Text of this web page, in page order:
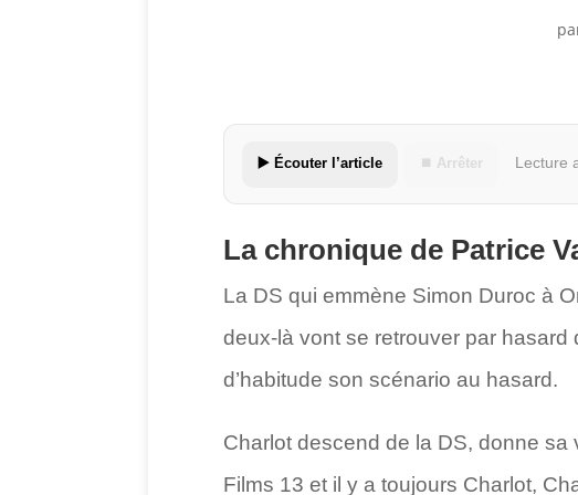
▶️ Écouter l’article ⏹ Arrêter Lecture
La chronique de Patrice
La DS qui emmène Simon Duroc à
deux-là vont se retrouver par
d’habitude son scénario au hasard.
Charlot descend de la DS, donne
Films 13 et il y a toujours Charlot,